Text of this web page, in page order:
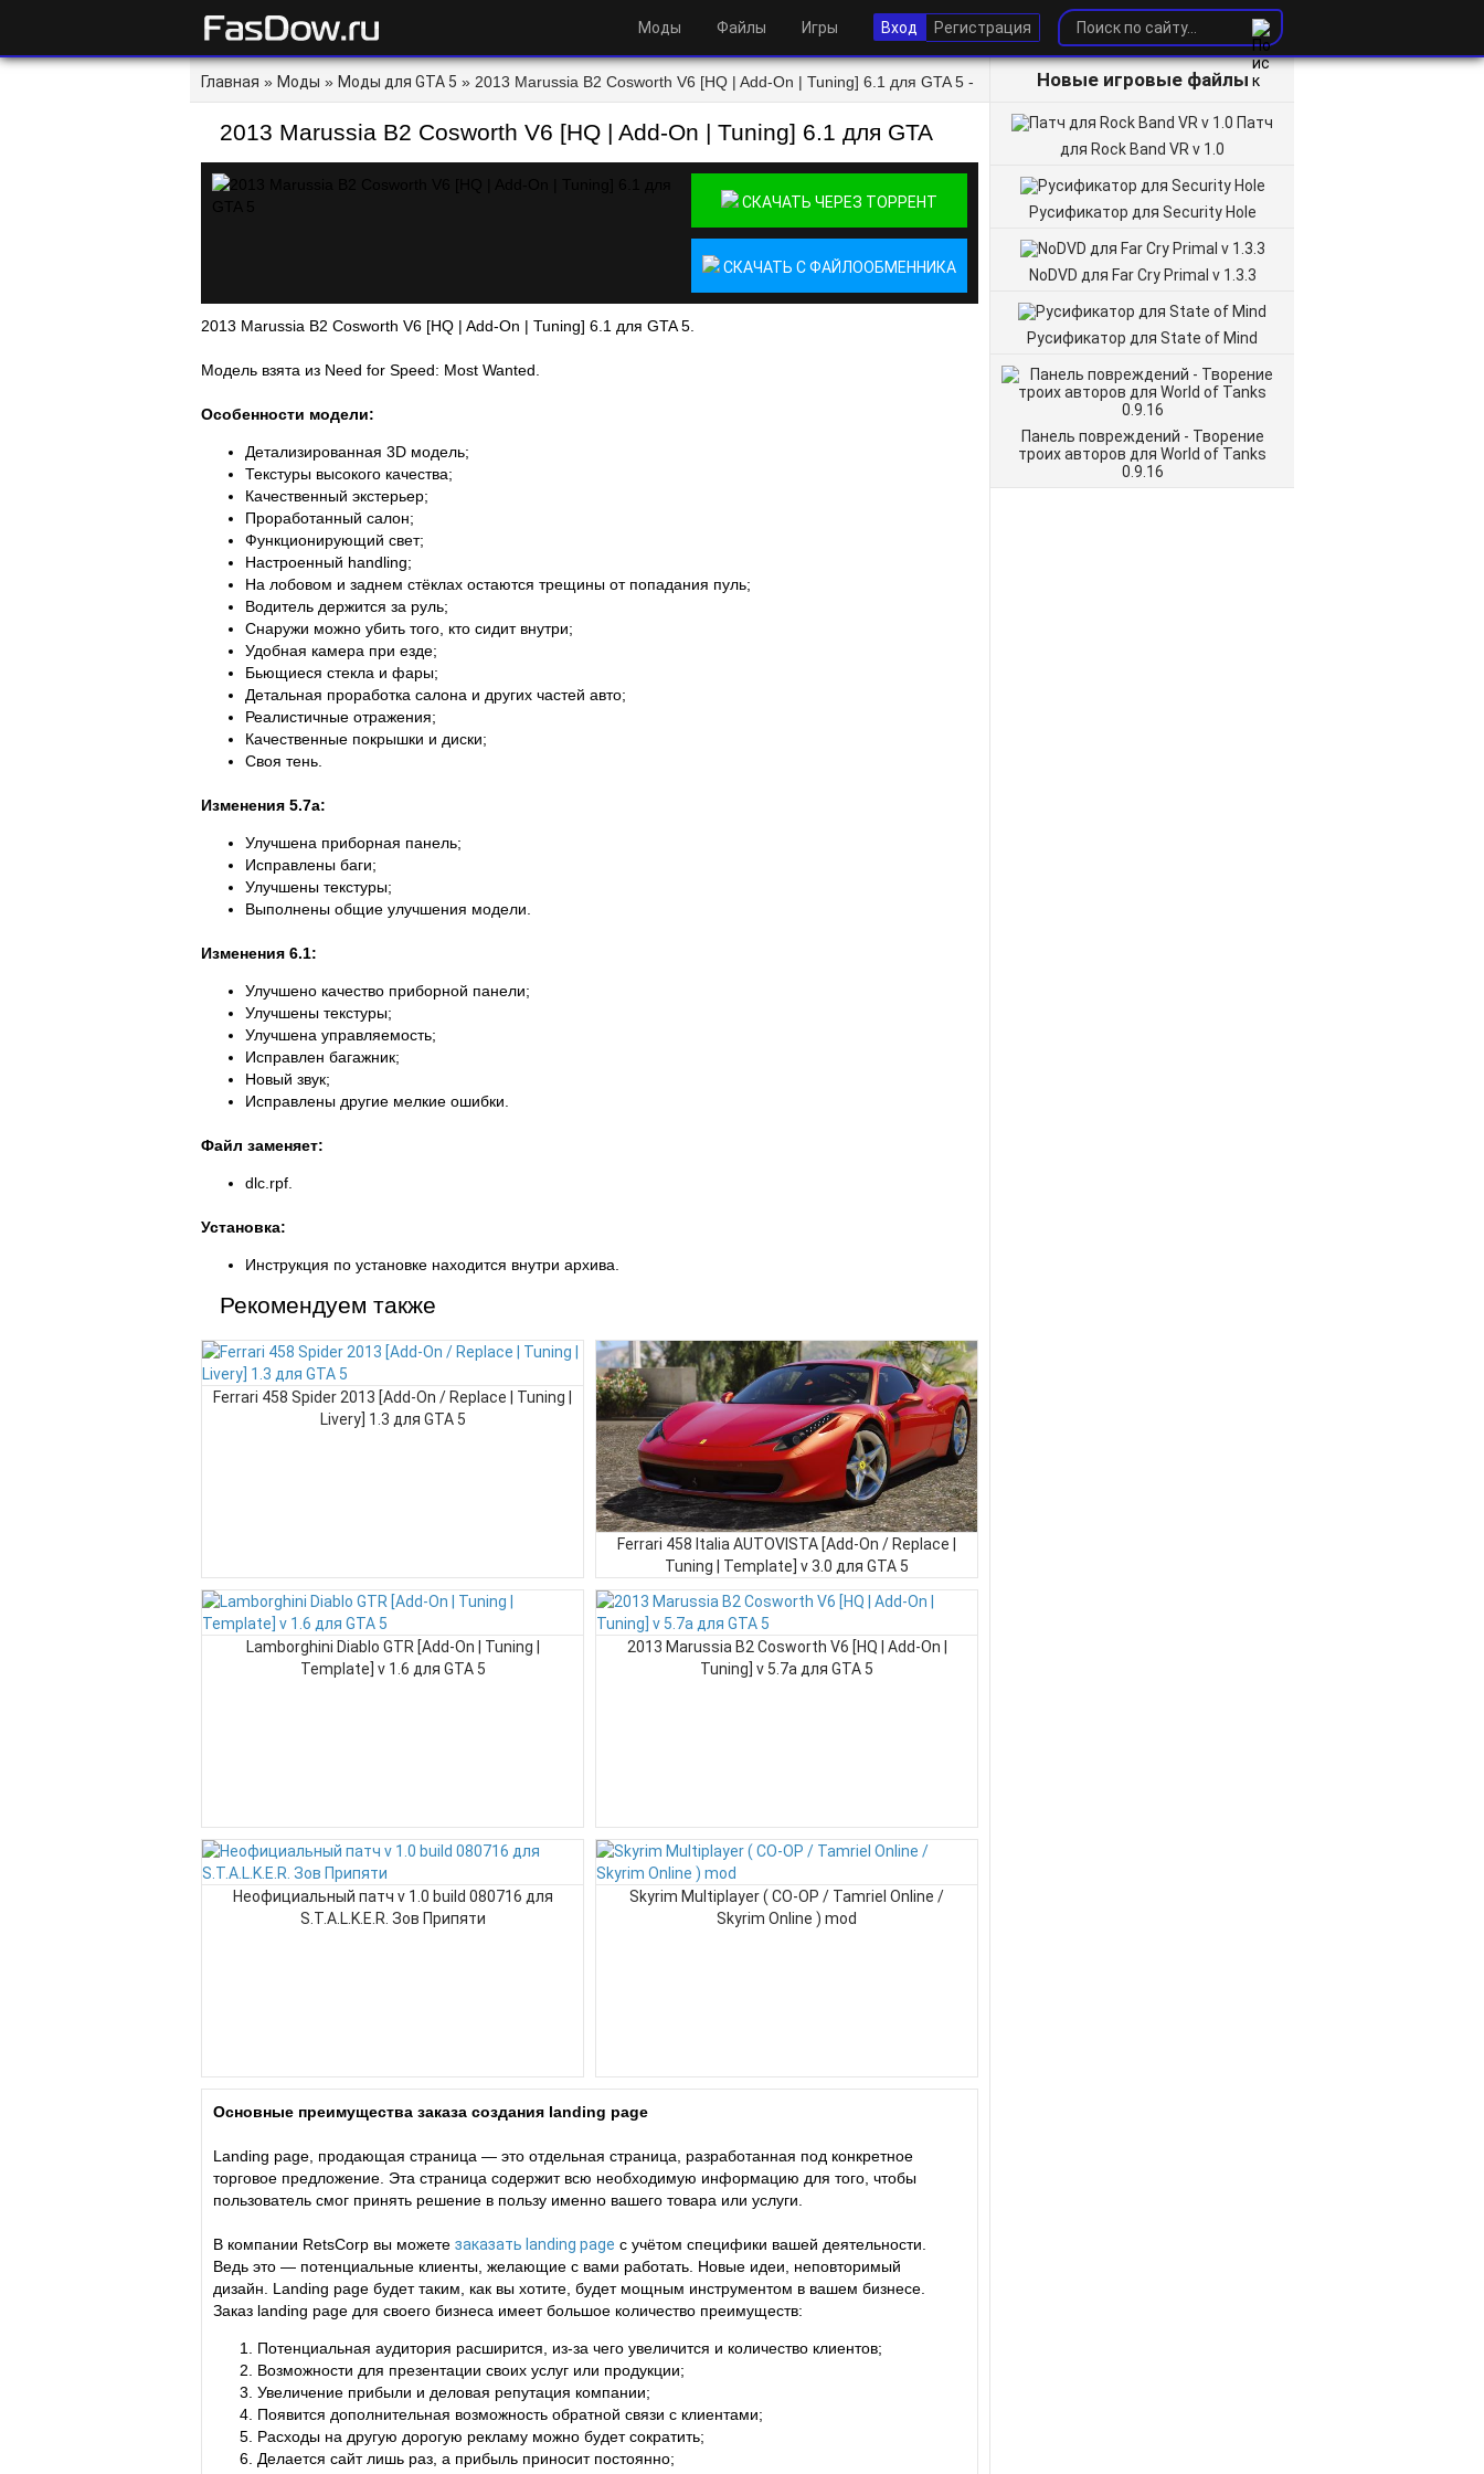
Моды Файлы Игры Вход Регистрация
Новые игровые файлы
Патч
для Rock Band VR v 1.0
Русификатор для Security Hole
NoDVD для Far Cry Primal v 1.3.3
Русификатор для State of Mind
Панель повреждений - Творение
троих авторов для World of Tanks
0.9.16
Главная » Моды » Моды для GTA 5 » 2013 Marussia B2 Cosworth V6 [HQ | Add-On | Tuning] 6.1 для GTA 5 -
2013 Marussia B2 Cosworth V6 [HQ | Add-On | Tuning] 6.1 для GTA
5
СКАЧАТЬ ЧЕРЕЗ ТОРРЕНТ
СКАЧАТЬ С ФАЙЛООБМЕННИКА
2013 Marussia B2 Cosworth V6 [HQ | Add-On | Tuning] 6.1 для GTA 5.
Модель взята из Need for Speed: Most Wanted.
Особенности модели:
Детализированная 3D модель;
Текстуры высокого качества;
Качественный экстерьер;
Проработанный салон;
Функционирующий свет;
Настроенный handling;
На лобовом и заднем стёклах остаются трещины от попадания пуль;
Водитель держится за руль;
Снаружи можно убить того, кто сидит внутри;
Удобная камера при езде;
Бьющиеся стекла и фары;
Детальная проработка салона и других частей авто;
Реалистичные отражения;
Качественные покрышки и диски;
Своя тень.
Изменения 5.7а:
Улучшена приборная панель;
Исправлены баги;
Улучшены текстуры;
Выполнены общие улучшения модели.
Изменения 6.1:
Улучшено качество приборной панели;
Улучшены текстуры;
Улучшена управляемость;
Исправлен багажник;
Новый звук;
Исправлены другие мелкие ошибки.
Файл заменяет:
dlc.rpf.
Установка:
Инструкция по установке находится внутри архива.
Рекомендуем также
Ferrari 458 Spider 2013 [Add-On / Replace | Tuning |
Livery] 1.3 для GTA 5
Ferrari 458 Italia AUTOVISTA [Add-On / Replace |
Tuning | Template] v 3.0 для GTA 5
Lamborghini Diablo GTR [Add-On | Tuning |
Template] v 1.6 для GTA 5
2013 Marussia B2 Cosworth V6 [HQ | Add-On |
Tuning] v 5.7a для GTA 5
Неофициальный патч v 1.0 build 080716 для
S.T.A.L.K.E.R. Зов Припяти
Skyrim Multiplayer ( CO-OP / Tamriel Online /
Skyrim Online ) mod
Основные преимущества заказа создания landing page
Landing page, продающая страница — это отдельная страница, разработанная под конкретное
торговое предложение. Эта страница содержит всю необходимую информацию для того, чтобы
пользователь смог принять решение в пользу именно вашего товара или услуги.
В компании RetsCorp вы можете заказать landing page с учётом специфики вашей деятельности.
Ведь это — потенциальные клиенты, желающие с вами работать. Новые идеи, неповторимый
дизайн. Landing page будет таким, как вы хотите, будет мощным инструментом в вашем бизнесе.
Заказ landing page для своего бизнеса имеет большое количество преимуществ:
Потенциальная аудитория расширится, из-за чего увеличится и количество клиентов;
Возможности для презентации своих услуг или продукции;
Увеличение прибыли и деловая репутация компании;
Появится дополнительная возможность обратной связи с клиентами;
Расходы на другую дорогую рекламу можно будет сократить;
Делается сайт лишь раз, а прибыль приносит постоянно;